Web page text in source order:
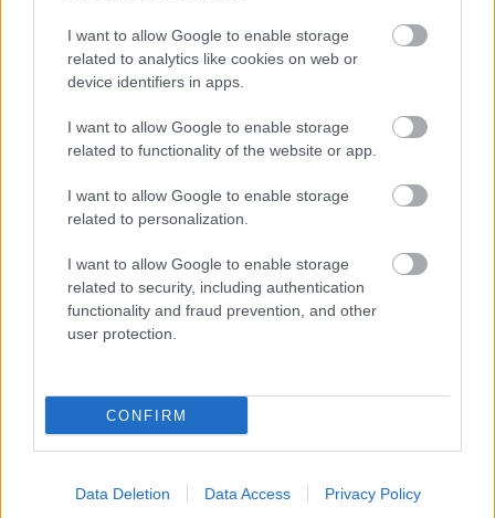
I want to allow Google to enable storage
related to analytics like cookies on web or
device identifiers in apps.
I want to allow Google to enable storage
related to functionality of the website or app.
I want to allow Google to enable storage
related to personalization.
I want to allow Google to enable storage
related to security, including authentication
functionality and fraud prevention, and other
user protection.
CONFIRM
Data Deletion Data Access Privacy Policy
BEACH VOLLEY
Qidong Futures: Στην 3η θέση Ντάλλας,
Χατζηνικολάου
δευτεραθλητές Ελλάδας βρέθηκαν για δεύτερη φορά στο